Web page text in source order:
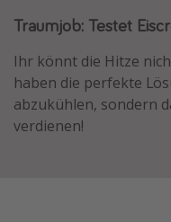
Kefalonia Urlaub
Krabi Urlaub
Tulum Urlaub
Sri Lanka Rundreise
Traumjob: Testet
Ihr könnt die Hitze
haben die perfekte
abzukühlen, sondern
verdienen!